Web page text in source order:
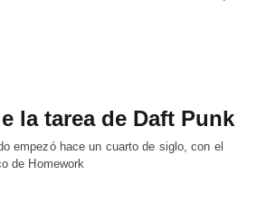
la tarea de Daft Punk
empezó hace un cuarto de siglo, con el
de Homework